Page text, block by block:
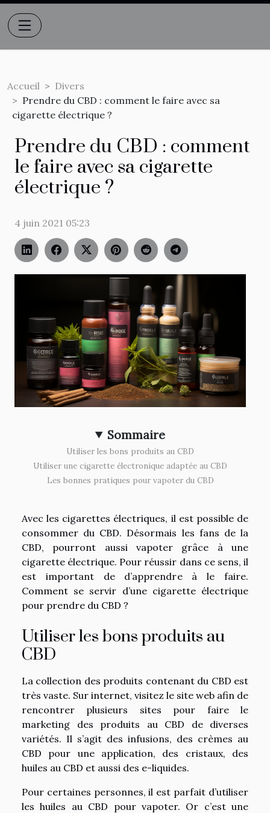
Accueil
Divers
Prendre du CBD : comment le faire avec sa
cigarette électrique ?
Prendre du CBD : comment
le faire avec sa cigarette
électrique ?
4 juin 2021 05:23
Sommaire
Utiliser les bons produits au CBD
Utiliser une cigarette électronique adaptée au CBD
Les bonnes pratiques pour vapoter du CBD
Avec les cigarettes électriques, il est possible de
consommer du CBD. Désormais les fans de la
CBD, pourront aussi vapoter grâce à une
cigarette électrique. Pour réussir dans ce sens, il
est important de d’apprendre à le faire.
Comment se servir d’une cigarette électrique
pour prendre du CBD ?
Utiliser les bons produits au
CBD
La collection des produits contenant du CBD est
très vaste. Sur internet, visitez le site web afin de
rencontrer plusieurs sites pour faire le
marketing des produits au CBD de diverses
variétés. Il s’agit des infusions, des crèmes au
CBD pour une application, des cristaux, des
huiles au CBD et aussi des e-liquides.
Pour certaines personnes, il est parfait d’utiliser
les huiles au CBD pour vapoter. Or c’est une